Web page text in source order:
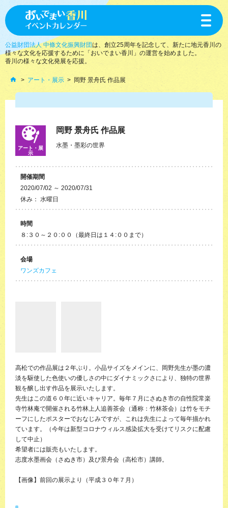
toggle
公益財団法人 中條文化振興財団は、創立25周年を記念して、新たに地元香川の
様々な文化を応援するために「おいでまい香川」の運営を始めました。
香川の様々な文化発展を応援。
アート・展示 岡野 景舟氏 作品展
アート・展
示
岡野 景舟氏 作品展
水墨・墨彩の世界
開催期間
2020/07/02 ～ 2020/07/31
休み： 水曜日
時間
８:３０～２０:００（最終日は１４:００まで）
会場
ワンズカフェ
高松での作品展は２年ぶり。小品サイズをメインに、岡野先生が墨の濃
淡を駆使した色使いの優しさの中にダイナミックさにより、独特の世界
観を醸し出す作品を展示いたします。
先生はこの道６０年に近いキャリア。毎年７月にさぬき市の自性院常楽
寺竹林庵で開催される竹林上人追善茶会（通称：竹林茶会）は竹をモチ
ーフにしたポスターでおなじみですが、これは先生によって毎年描かれ
ています。（今年は新型コロナウィルス感染拡大を受けてリスクに配慮
して中止）
希望者には販売もいたします。
志度水墨画会（さぬき市）及び景舟会（高松市）講師。
【画像】前回の展示より（平成３０年７月）